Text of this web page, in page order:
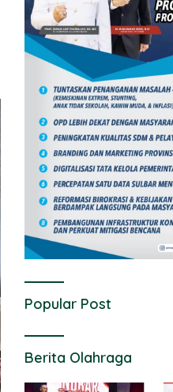
Popular Post
Berita Olahraga